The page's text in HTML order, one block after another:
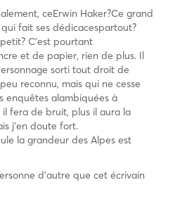
ceErwin Haker?Ce grand
fait ses dédicacespartout?
C’est pourtant
et de papier, rien de plus. Il
sorti tout droit de
reconnu, mais qui ne cesse
enquêtes alambiquées à
fera de bruit, plus il aura la
j’en doute fort.
la grandeur des Alpes est
d’autre que cet écrivain